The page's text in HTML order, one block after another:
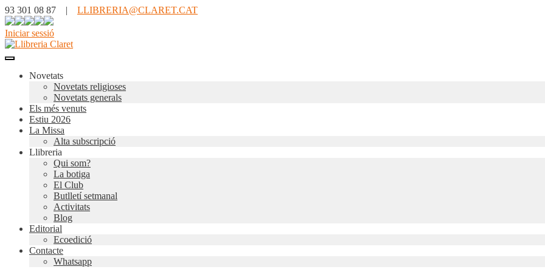
93 301 08 87 | LLIBRERIA@CLARET.CAT
Iniciar sessió
Novetats
Novetats religioses
Novetats generals
Els més venuts
Estiu 2026
La Missa
Alta subscripció
Llibreria
Qui som?
La botiga
El Club
Butlletí setmanal
Activitats
Blog
Editorial
Ecoedició
Contacte
Whatsapp